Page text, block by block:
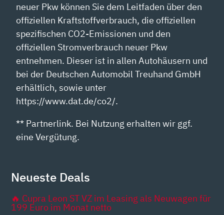
neuer Pkw können Sie dem Leitfaden über den
offiziellen Kraftstoffverbrauch, die offiziellen
spezifischen CO2-Emissionen und den
offiziellen Stromverbrauch neuer Pkw
entnehmen. Dieser ist in allen Autohäusern und
bei der Deutschen Automobil Treuhand GmbH
erhältlich, sowie unter
https://www.dat.de/co2/.
** Partnerlink. Bei Nutzung erhalten wir ggf.
eine Vergütung.
Neueste Deals
🔥 Cupra Leon ST VZ im Leasing als Neuwagen für
199 Euro im Monat netto